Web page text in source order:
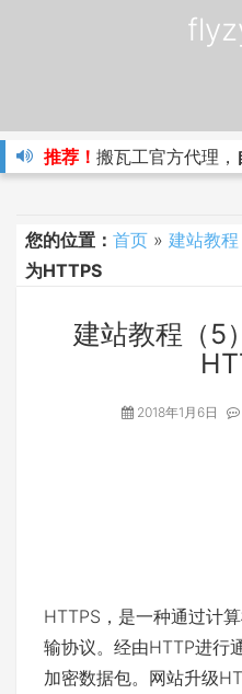
推荐！ 搬瓦工官方代理，
您的位置： 首页 » 建站教程
为HTTPS
建站教程（5
2018年1月6日
HTTPS，是一种通过计
输协议。经由HTTP进行
加密数据包。网站升级